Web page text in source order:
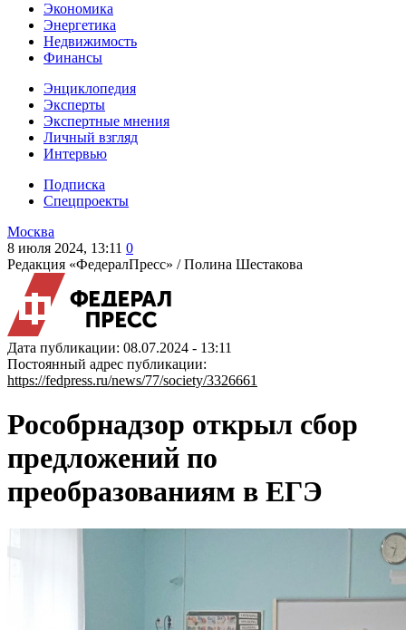
Экономика
Энергетика
Недвижимость
Финансы
Энциклопедия
Эксперты
Экспертные мнения
Личный взгляд
Интервью
Подписка
Спецпроекты
Москва
8 июля 2024, 13:11 0
Редакция «ФедералПресс» /Полина Шестакова
Дата публикации: 08.07.2024 - 13:11
Постоянный адрес публикации:
https://fedpress.ru/news/77/society/3326661
Рособрнадзор открыл сбор
предложений по
преобразованиям в ЕГЭ